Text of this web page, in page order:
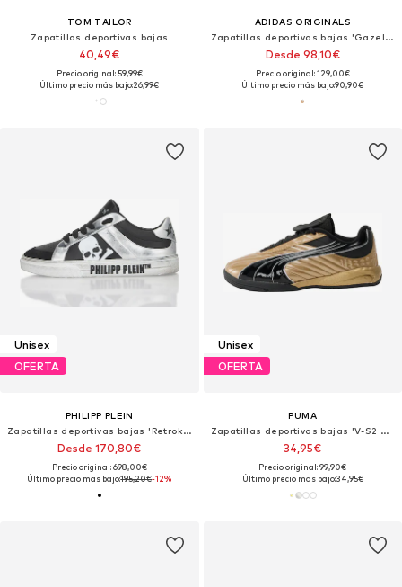
TOM TAILOR
Zapatillas deportivas bajas
40,49€
Precio original: 59,99€
Último precio más bajo:26,99€
ADIDAS ORIGINALS
Zapatillas deportivas bajas 'Gazelle Pro'
Desde 98,10€
Precio original: 129,00€
Último precio más bajo:90,90€
Unisex
OFERTA
PHILIPP PLEIN
Zapatillas deportivas bajas 'Retrokickz'
Desde 170,80€
Precio original: 698,00€
Último precio más bajo:195,20€-12%
Unisex
OFERTA
PUMA
Zapatillas deportivas bajas 'V-S2 Goalgetter'
34,95€
Precio original: 99,90€
Último precio más bajo:34,95€